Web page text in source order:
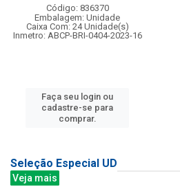
Código: 836370
Embalagem: Unidade
Caixa Com: 24 Unidade(s)
Inmetro: ABCP-BRI-0404-2023-16
Faça seu login ou
cadastre-se para
comprar.
Seleção Especial UD
Veja mais